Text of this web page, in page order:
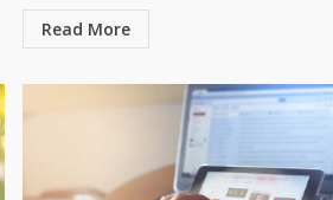
Read More